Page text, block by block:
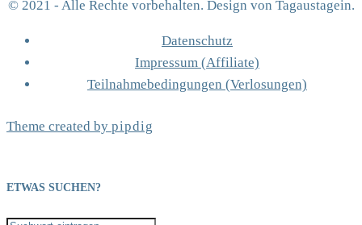
© 2021 - Alle Rechte vorbehalten. Design von Tagaustagein.
Datenschutz
Impressum (Affiliate)
Teilnahmebedingungen (Verlosungen)
Theme created by pipdig
ETWAS SUCHEN?